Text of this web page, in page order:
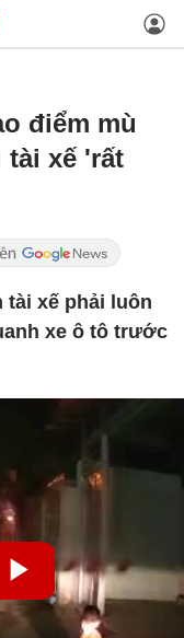
điểm mù
tài xế 'rất
tài xế phải luôn
xe ô tô trước